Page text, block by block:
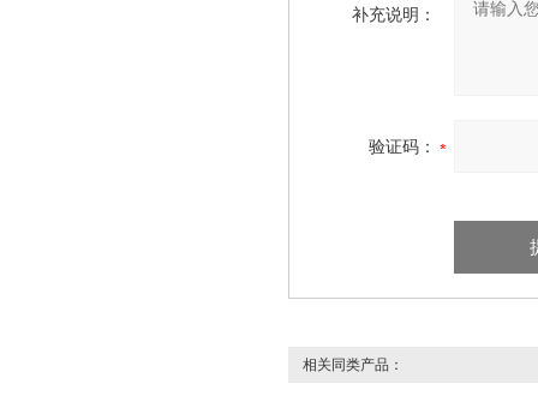
补充说明：
验证码：
相关同类产品：